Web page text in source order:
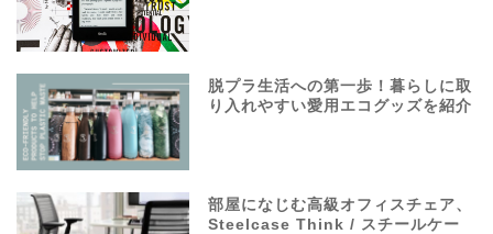
脱プラ生活への第一歩！暮らしに取
り入れやすい愛用エコグッズを紹介
部屋になじむ高級オフィスチェア、
Steelcase Think / スチールケー